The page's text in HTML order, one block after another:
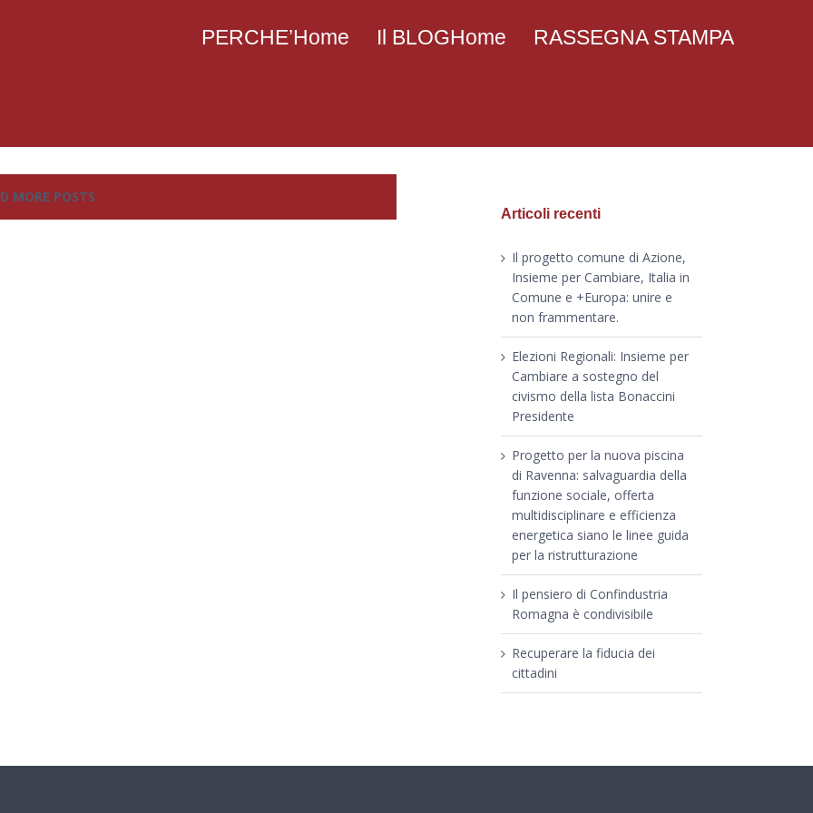
PERCHE’Home Il BLOGHome RASSEGNA STAMPA
MORE POSTS
Articoli recenti
Il progetto comune di Azione,
Insieme per Cambiare, Italia in
Comune e +Europa: unire e
non frammentare.
Elezioni Regionali: Insieme per
Cambiare a sostegno del
civismo della lista Bonaccini
Presidente
Progetto per la nuova piscina
di Ravenna: salvaguardia della
funzione sociale, offerta
multidisciplinare e efficienza
energetica siano le linee guida
per la ristrutturazione
Il pensiero di Confindustria
Romagna è condivisibile
Recuperare la fiducia dei
cittadini